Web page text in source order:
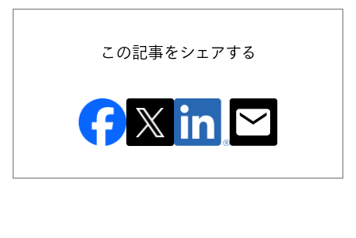
この記事をシェアする